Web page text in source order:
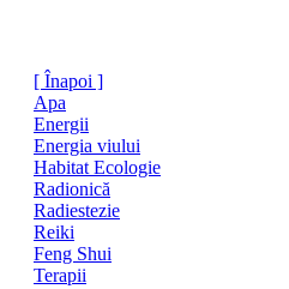
[ Înapoi ]
Apa
Energii
Energia viului
Habitat Ecologie
Radionică
Radiestezie
Reiki
Feng Shui
Terapii